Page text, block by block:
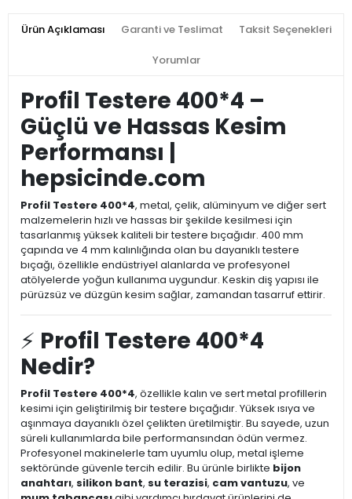
Ürün Açıklaması Garanti ve Teslimat Taksit Seçenekleri
Yorumlar
Profil Testere 400*4 –
Güçlü ve Hassas Kesim
Performansı |
hepsicinde.com
Profil Testere 400*4, metal, çelik, alüminyum ve diğer sert
malzemelerin hızlı ve hassas bir şekilde kesilmesi için
tasarlanmış yüksek kaliteli bir testere bıçağıdır. 400 mm
çapında ve 4 mm kalınlığında olan bu dayanıklı testere
bıçağı, özellikle endüstriyel alanlarda ve profesyonel
atölyelerde yoğun kullanıma uygundur. Keskin diş yapısı ile
pürüzsüz ve düzgün kesim sağlar, zamandan tasarruf ettirir.
⚡ Profil Testere 400*4
Nedir?
Profil Testere 400*4, özellikle kalın ve sert metal profillerin
kesimi için geliştirilmiş bir testere bıçağıdır. Yüksek ısıya ve
aşınmaya dayanıklı özel çelikten üretilmiştir. Bu sayede, uzun
süreli kullanımlarda bile performansından ödün vermez.
Profesyonel makinelerle tam uyumlu olup, metal işleme
sektöründe güvenle tercih edilir. Bu ürünle birlikte bijon
anahtarı, silikon bant, su terazisi, cam vantuzu, ve